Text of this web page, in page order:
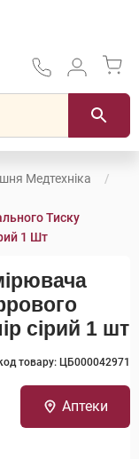
Медтехніка
Тиску
1 Шт
сірий 1 шт
товару: ЦБ000042971
Аптеки